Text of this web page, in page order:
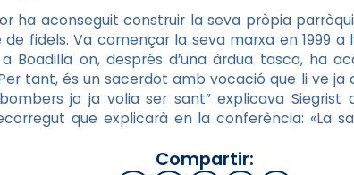
ha aconseguit construir la seva pròpia
fidels. Va començar la seva marxa en 1999 a
Boadilla on, després d’una àrdua tasca, ha
tant, és un sacerdot amb vocació que li ve ja
jo ja volia ser sant” explicava Siegrist
que explicarà en la conferència: «La
Compartir: